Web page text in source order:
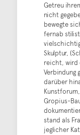
Getreu
nicht
bewegte
fernab
Skulptur,
reicht, wird
Verbindung
darüber
Gropius-
stand als
jeglicher